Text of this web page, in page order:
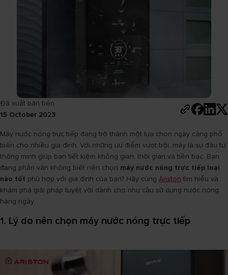
Đã xuất bản trên
15 October 2023
Máy nước nóng trực tiếp đang trở thành một lựa chọn ngày càng phổ
biến cho nhiều gia đình. Với những ưu điểm vượt trội, máy là sự đầu tư
thông minh giúp bạn tiết kiệm không gian, thời gian và tiền bạc. Bạn
đang phân vân không biết nên chọn máy nước nóng trực tiếp loại
nào tốt phù hợp với gia đình của bạn? Hãy cùng Ariston tìm hiểu và
khám phá giải pháp tuyệt vời dành cho nhu cầu sử dụng nước nóng
hàng ngày.
1. Lý do nên chọn máy nước nóng trực tiếp